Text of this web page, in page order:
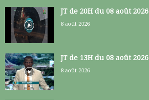
JT de 20H du 08 août 2026
8 août 2026
JT de 13H du 08 août 2026
8 août 2026